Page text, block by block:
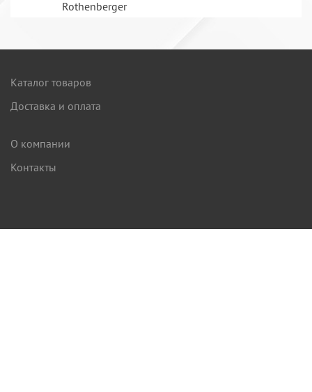
Rothenberger
Каталог товаров
Доставка и оплата
О компании
Контакты